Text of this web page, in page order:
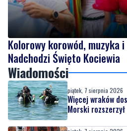
Kolorowy korowód, muzyka
Nadchodzi Święto Kociewia
Wiadomości
piątek, 7 sierpnia 2026
Więcej wraków
Morski
piątek, 7 sierpnia 2026
Tusk: "Polska ma
Premier spotkał
aktorem